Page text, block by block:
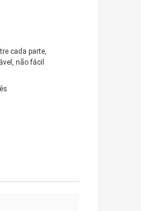
cada parte,
não fácil